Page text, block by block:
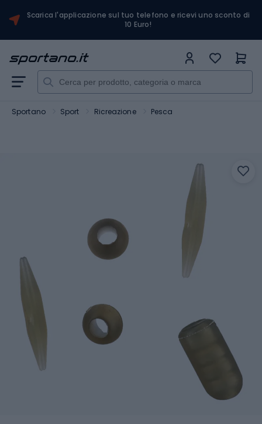
Scarica l'applicazione sul tuo telefono e ricevi uno sconto di
10 Euro!
Sportano Sport Ricreazione Pesca